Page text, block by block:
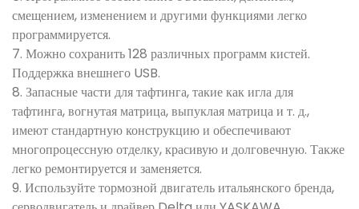
смещением, изменением и другими функциями легко
программируется.
7. Можно сохранить 128 различных программ кистей.
Поддержка внешнего USB.
8. Запасные части для тафтинга, такие как игла для
тафтинга, вогнутая матрица, выпуклая матрица и т. д.,
имеют стандартную конструкцию и обеспечивают
многопроцессную отделку, красивую и долговечную. Также
легко ремонтируется и заменяется.
9. Используйте тормозной двигатель итальянского бренда,